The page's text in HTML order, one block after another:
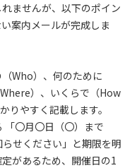
ませんが、以下のポイン
案内メールが完成しま
Who）、何のために
）、いくらで（How
りやすく記載します。
「〇月〇日（〇）まで
せください」と期限を明
があるため、開催日の1